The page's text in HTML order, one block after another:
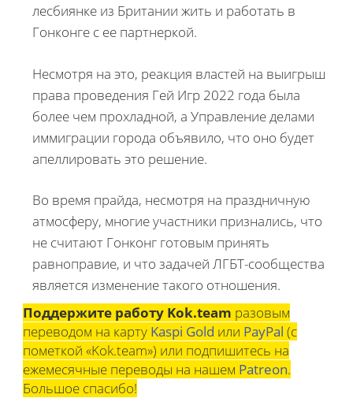
лесбиянке из Британии жить и работать в
Гонконге с ее партнеркой.
Несмотря на это, реакция властей на выигрыш
права проведения Гей Игр 2022 года была
более чем прохладной, а Управление делами
иммиграции города объявило, что оно будет
апеллировать это решение.
Во время прайда, несмотря на праздничную
атмосферу, многие участники признались, что
не считают Гонконг готовым принять
равноправие, и что задачей ЛГБТ-сообщества
является изменение такого отношения.
Поддержите работу Kok.team разовым
переводом на карту Kaspi Gold или PayPal (с
пометкой «Kok.team») или подпишитесь на
ежемесячные переводы на нашем Patreon.
Большое спасибо!